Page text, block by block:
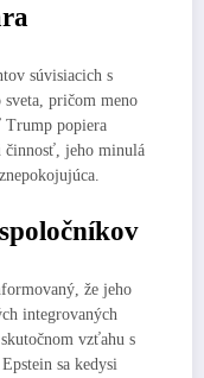
súvisiacich s
sveta, pričom meno
Trump popiera
činnosť, jeho minulá
že jeho
integrovaných
vzťahu s
sa kedysi